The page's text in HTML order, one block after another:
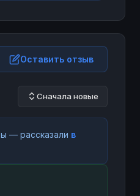
Оставить отзыв
Сначала новые
— рассказали в